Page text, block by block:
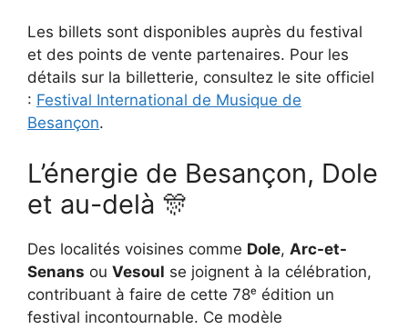
Les billets sont disponibles auprès du festival
et des points de vente partenaires. Pour les
détails sur la billetterie, consultez le site officiel
: Festival International de Musique de
Besançon.
L’énergie de Besançon, Dole
et au-delà 🎊
Des localités voisines comme Dole, Arc-et-
Senans ou Vesoul se joignent à la célébration,
contribuant à faire de cette 78ᵉ édition un
festival incontournable. Ce modèle